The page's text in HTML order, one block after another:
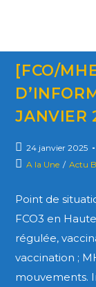
[FCO/
JANVIER
24 janvier 2025
A la Une / Actu
Point de
FCO3 en
régulée,
vaccination ;
mouvements.